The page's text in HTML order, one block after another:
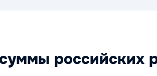
российских